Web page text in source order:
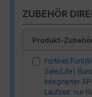
ZUBEHÖR
Produkt-
Fortinet
Sale/Life)
Integrierter
Laufzeit: nur